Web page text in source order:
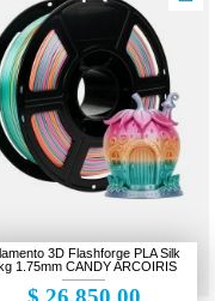
3D Flashforge PLA Silk
1.75mm CANDY ARCOIRIS